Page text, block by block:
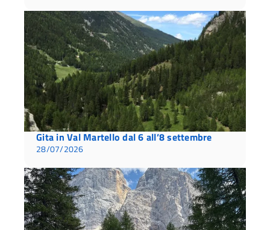
Gita in Val Martello dal 6 all’8 settembre
28/07/2026